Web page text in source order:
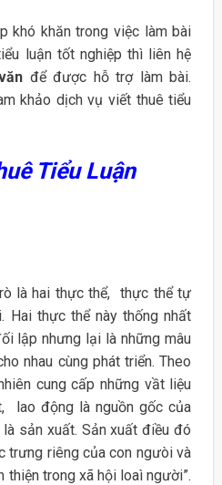
khó khăn trong việc làm bài
luận tốt nghiệp thì liên hệ
để được hỗ trợ làm bài.
khảo dịch vụ viết thuê tiểu
Tiểu Luận
là hai thực thể, thực thể tự
Hai thực thể này thống nhất
lập nhưng lại là những mâu
nhau cùng phát triển. Theo
cung cấp những vầt liệu
lao động là nguồn gốc của
sản xuất. Sản xuất điều đó
trưng riêng của con ngưòi và
thiện trong xã hội loaì người”.